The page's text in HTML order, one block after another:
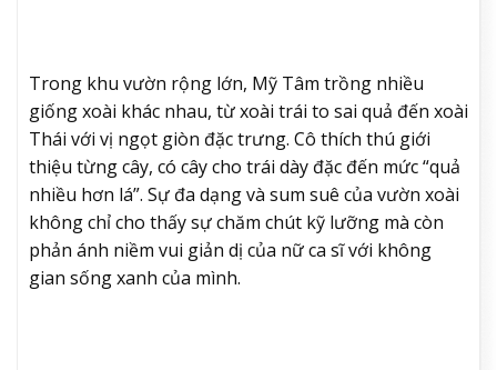
Trong khu vườn rộng lớn, Mỹ Tâm trồng nhiều
giống xoài khác nhau, từ xoài trái to sai quả đến xoài
Thái với vị ngọt giòn đặc trưng. Cô thích thú giới
thiệu từng cây, có cây cho trái dày đặc đến mức “quả
nhiều hơn lá”. Sự đa dạng và sum suê của vườn xoài
không chỉ cho thấy sự chăm chút kỹ lưỡng mà còn
phản ánh niềm vui giản dị của nữ ca sĩ với không
gian sống xanh của mình.